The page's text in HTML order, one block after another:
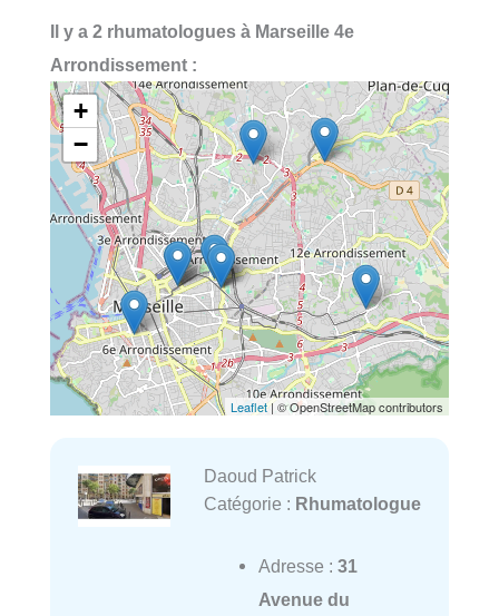
Il y a 2 rhumatologues à Marseille 4e
Arrondissement :
+
−
Leaflet| © OpenStreetMap contributors
Daoud Patrick
Catégorie : Rhumatologue
Adresse : 31
Avenue du